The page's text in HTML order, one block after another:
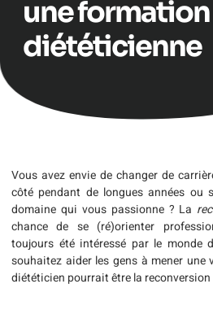
une
diététicienne
Vous avez envie de changer de
côté pendant de longues années ou
domaine qui vous passionne ? La
chance de se (ré)orienter
toujours été intéressé par le monde
souhaitez aider les gens à mener une
diététicien pourrait être la